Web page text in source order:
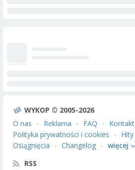
WYKOP © 2005-2026
O nas
Reklama FAQ Kontakt
Polityka prywatności i cookies
Hity
Osiągnięcia
Changelog
więcej
RSS